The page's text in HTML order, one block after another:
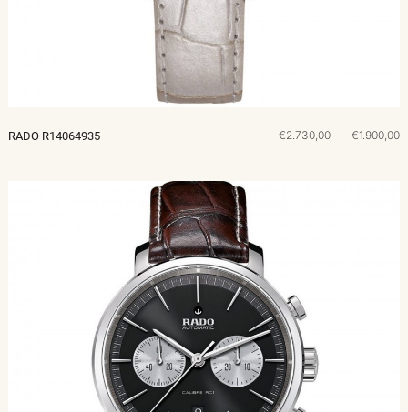
RADO R14064935 €2.730,00 €1.900,00